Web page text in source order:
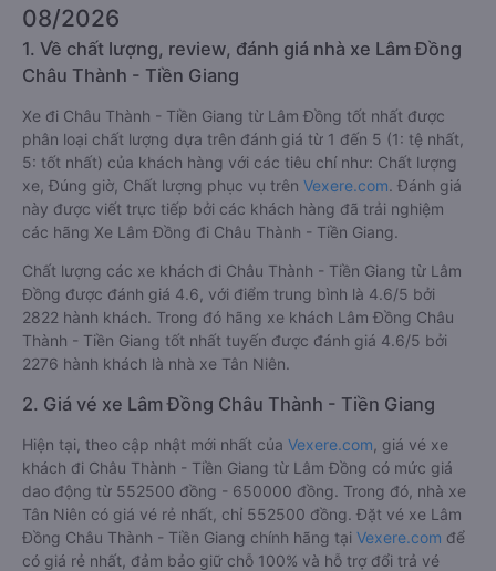
08/2026
1. Về chất lượng, review, đánh giá nhà xe Lâm Đồng
Châu Thành - Tiền Giang
Xe đi Châu Thành - Tiền Giang từ Lâm Đồng tốt nhất được
phân loại chất lượng dựa trên đánh giá từ 1 đến 5 (1: tệ nhất,
5: tốt nhất) của khách hàng với các tiêu chí như: Chất lượng
xe, Đúng giờ, Chất lượng phục vụ trên Vexere.com. Đánh giá
này được viết trực tiếp bởi các khách hàng đã trải nghiệm
các hãng Xe Lâm Đồng đi Châu Thành - Tiền Giang.
Chất lượng các xe khách đi Châu Thành - Tiền Giang từ Lâm
Đồng được đánh giá 4.6, với điểm trung bình là 4.6/5 bởi
2822 hành khách. Trong đó hãng xe khách Lâm Đồng Châu
Thành - Tiền Giang tốt nhất tuyến được đánh giá 4.6/5 bởi
2276 hành khách là nhà xe Tân Niên.
2. Giá vé xe Lâm Đồng Châu Thành - Tiền Giang
Hiện tại, theo cập nhật mới nhất của Vexere.com , giá vé xe
khách đi Châu Thành - Tiền Giang từ Lâm Đồng có mức giá
dao động từ 552500 đồng - 650000 đồng. Trong đó, nhà xe
Tân Niên có giá vé rẻ nhất, chỉ 552500 đồng. Đặt vé xe Lâm
Đồng Châu Thành - Tiền Giang chính hãng tại Vexere.com để
có giá rẻ nhất, đảm bảo giữ chỗ 100% và hỗ trợ đổi trả vé